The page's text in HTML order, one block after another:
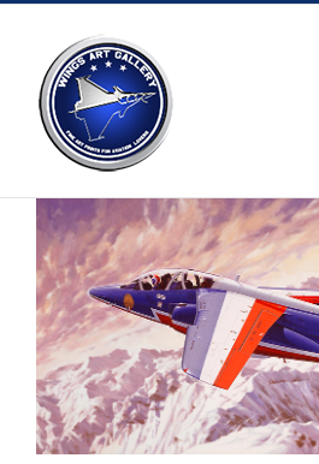
Passer